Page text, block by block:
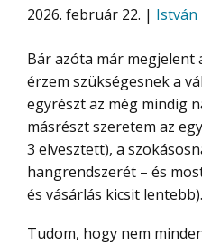
2026. február 22. | István
Bár azóta már megjelent
érzem szükségesnek a
egyrészt az még mindig
másrészt szeretem az
3 elvesztett), a
hangrendszerét – és
és vásárlás kicsit lentebb).
Tudom, hogy nem mindenkinek szempont, de én